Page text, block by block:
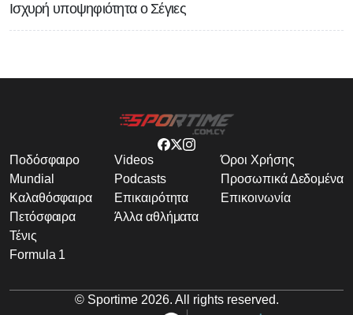
Ισχυρή υποψηφιότητα ο Σέγιες
Ποδόσφαιρο
Mundial
Καλαθόσφαιρα
Πετόσφαιρα
Τένις
Formula 1
Videos
Podcasts
Επικαιρότητα
Άλλα αθλήματα
Όροι Χρήσης
Προσωπικά Δεδομένα
Επικοινωνία
© Sportime 2026. All rights reserved.